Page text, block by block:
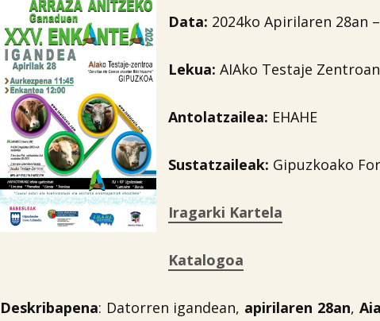
Data: 2024ko Apirilaren 28an –
Lekua: AIAko Testaje Zentroan
Antolatzailea: EHAHE
Sustatzaileak: Gipuzkoako
Iragarki Kartela
Katalogoa
Deskribapena: Datorren igandean, apirilaren 28an,